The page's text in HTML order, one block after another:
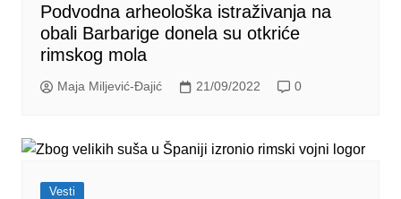
Podvodna arheološka istraživanja na
obali Barbarige donela su otkriće
rimskog mola
Maja Miljević-Đajić 21/09/2022 0
Vesti